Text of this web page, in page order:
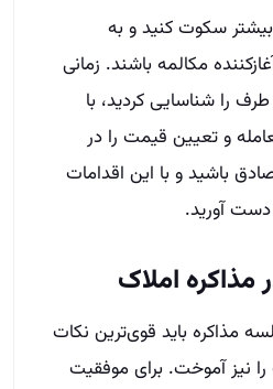
سکوت کنید و به
مکالمه باشند. زمانی
را شناسایی کردید، با
و تعیین قیمت را در
باشید و با این اقدامات
دست آورید.
املاک
مذاکره باید قوی‌ترین نکات
را نیز آموخت. برای موفقیت